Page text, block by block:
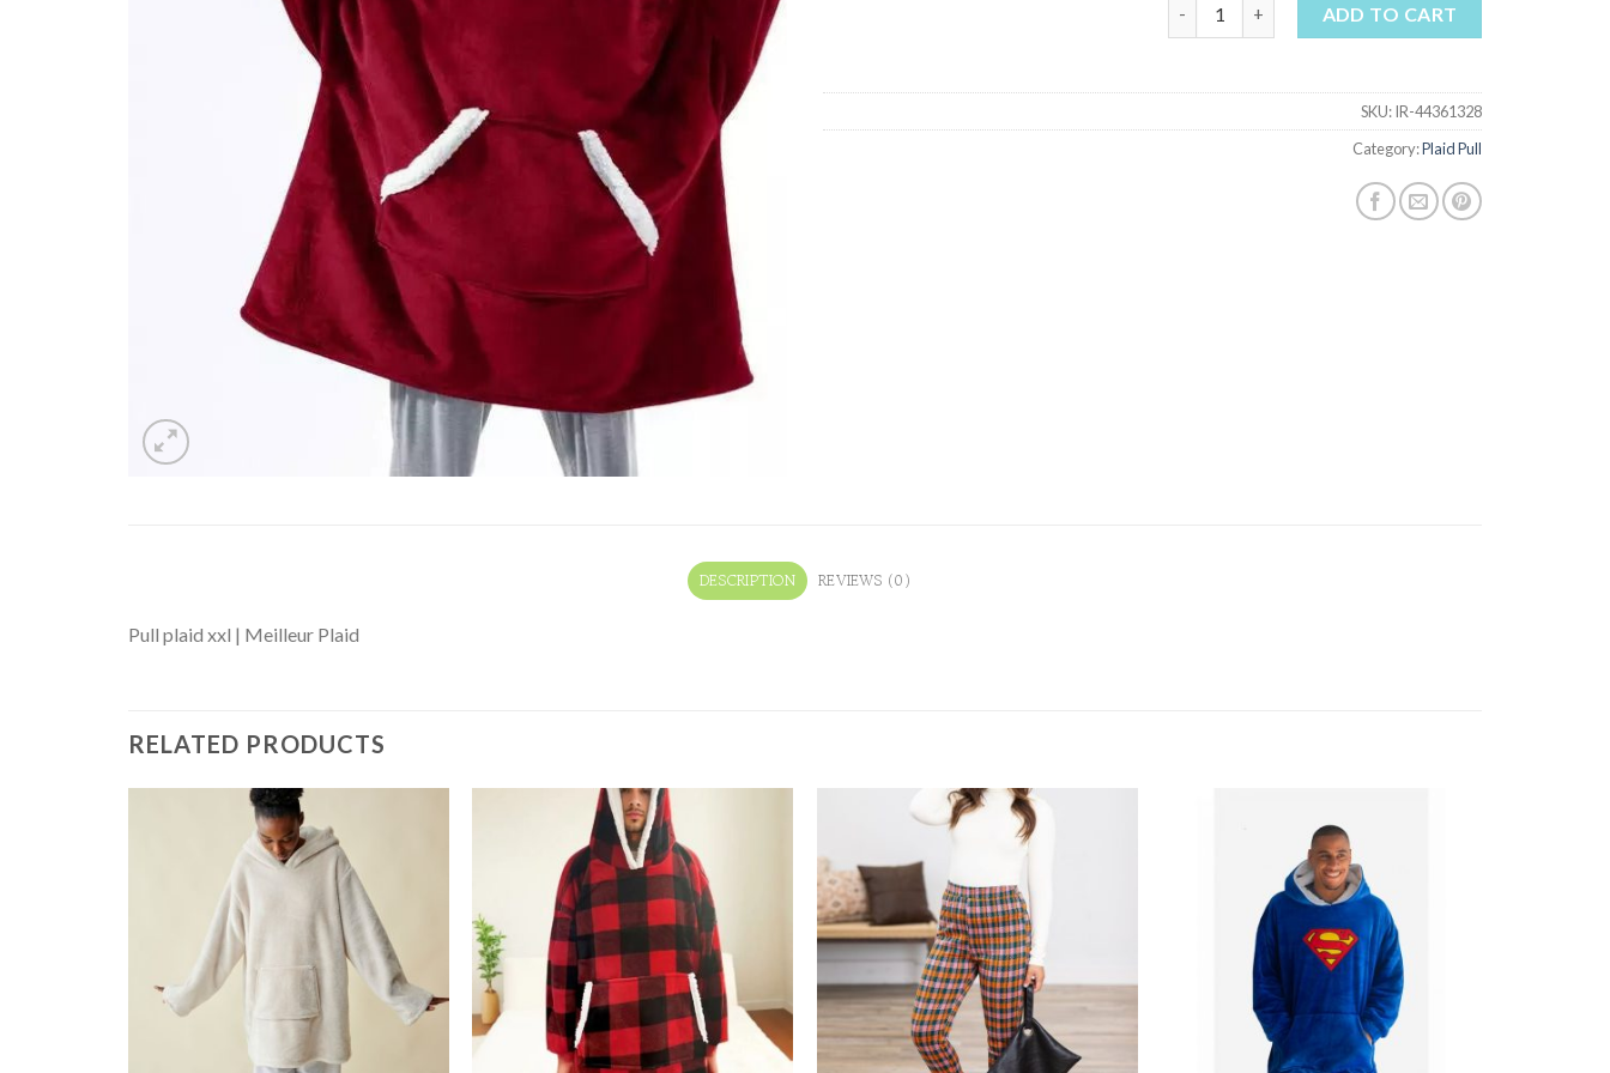
ADD TO CART
SKU:IR-44361328
Category:Plaid Pull
DESCRIPTION REVIEWS (0)
Pull plaid xxl | Meilleur Plaid
RELATED PRODUCTS